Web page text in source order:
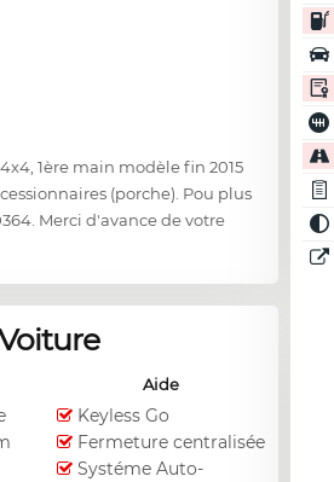
1ère main modèle fin 2015
(porche). Pou plus
Merci d'avance de votre
Aide
Keyless Go
Fermeture centralisée
Systéme Auto-